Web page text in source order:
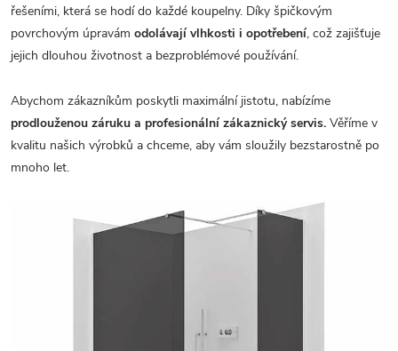
řešeními, která se hodí do každé koupelny. Díky špičkovým
povrchovým úpravám odolávají vlhkosti i opotřebení, což zajišťuje
jejich dlouhou životnost a bezproblémové používání.
Abychom zákazníkům poskytli maximální jistotu, nabízíme
prodlouženou záruku a profesionální zákaznický servis. Věříme v
kvalitu našich výrobků a chceme, aby vám sloužily bezstarostně po
mnoho let.